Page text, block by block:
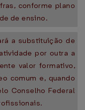
conforme plano
de ensino.
a substituição de
por outra a
valor formativo,
comum e, quando
Conselho Federal